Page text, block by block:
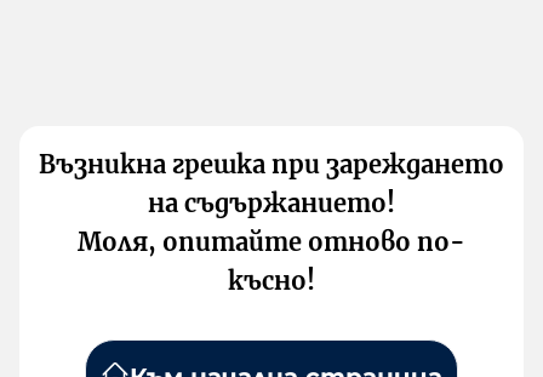
Възникна грешка при зареждането
на съдържанието!
Моля, опитайте отново по-
късно!